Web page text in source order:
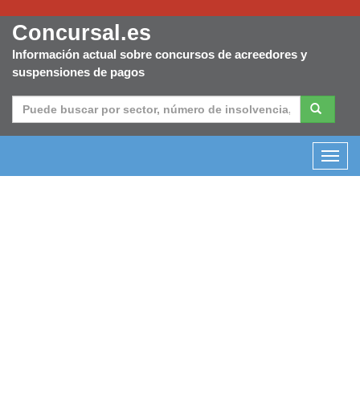
Concursal.es
Información actual sobre concursos de acreedores y
suspensiones de pagos